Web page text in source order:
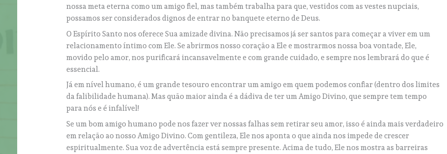
nossa meta eterna como um amigo fiel, mas também trabalha para que, vestidos com as vestes nupciais,
possamos ser considerados dignos de entrar no banquete eterno de Deus.
O Espírito Santo nos oferece Sua amizade divina. Não precisamos já ser santos para começar a viver em um
relacionamento íntimo com Ele. Se abrirmos nosso coração a Ele e mostrarmos nossa boa vontade, Ele,
movido pelo amor, nos purificará incansavelmente e com grande cuidado, e sempre nos lembrará do que é
essencial.
Já em nível humano, é um grande tesouro encontrar um amigo em quem podemos confiar (dentro dos limites
da falibilidade humana). Mas quão maior ainda é a dádiva de ter um Amigo Divino, que sempre tem tempo
para nós e é infalível!
Se um bom amigo humano pode nos fazer ver nossas falhas sem retirar seu amor, isso é ainda mais verdadeiro
em relação ao nosso Amigo Divino. Com gentileza, Ele nos aponta o que ainda nos impede de crescer
espiritualmente. Sua voz de advertência está sempre presente. Acima de tudo, Ele nos mostra as barreiras